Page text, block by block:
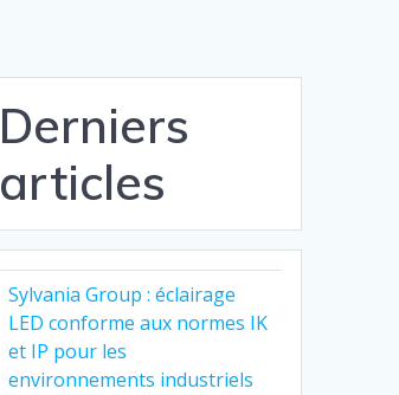
Derniers
articles
Sylvania Group : éclairage
LED conforme aux normes IK
et IP pour les
environnements industriels